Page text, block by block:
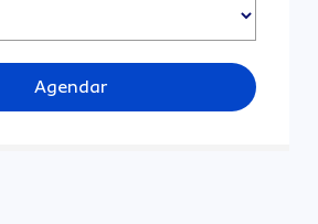
Agendar